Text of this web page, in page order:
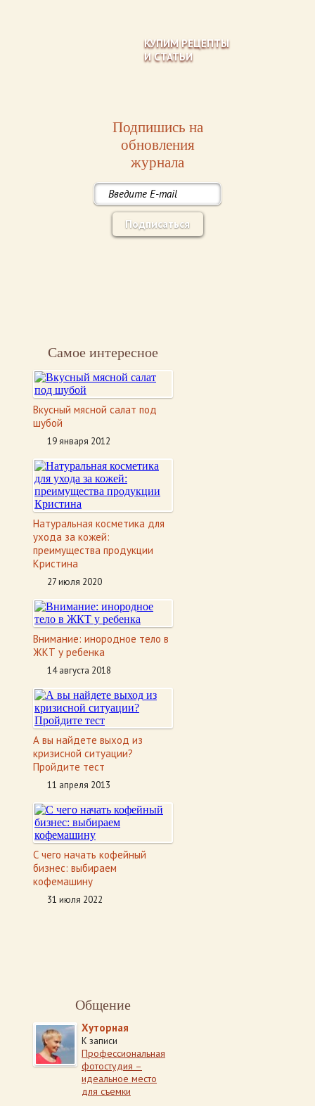
КУПИМ РЕЦЕПТЫ
И СТАТЬИ
Подпишись на
обновления
журнала
Подписаться
Самое интересное
Вкусный мясной салат под
шубой
19 января 2012
Натуральная косметика для
ухода за кожей:
преимущества продукции
Кристина
27 июля 2020
Внимание: инородное тело в
ЖКТ у ребенка
14 августа 2018
А вы найдете выход из
кризисной ситуации?
Пройдите тест
11 апреля 2013
С чего начать кофейный
бизнес: выбираем
кофемашину
31 июля 2022
Общение
Хуторная
К записи
Профессиональная
фотостудия –
идеальное место
для съемки